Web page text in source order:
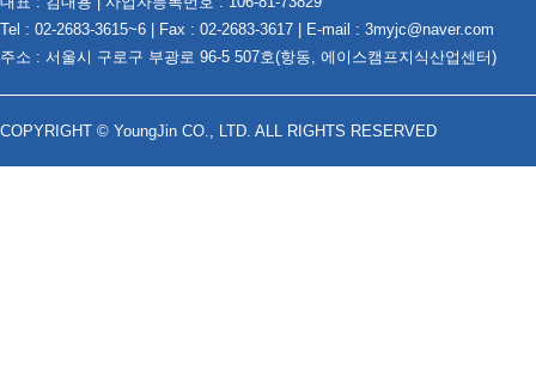
Tel : 02-2683-3615~6 | Fax : 02-2683-3617 | E-mail : 3myjc@naver.com
주소 : 서울시 구로구 부광로 96-5 507호(항동, 에이스캠프지식산업센터)
COPYRIGHT © YoungJin CO., LTD. ALL RIGHTS RESERVED